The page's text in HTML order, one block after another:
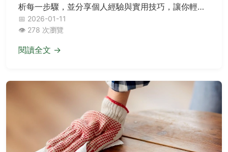
析每一步驟，並分享個人經驗與實用技巧，讓你輕鬆
煎出完美蛋。內容涵蓋基礎到進階方法，適合新手與
老手閱讀。
📅 2026-01-11
👁️ 278 次瀏覽
閱讀全文 →